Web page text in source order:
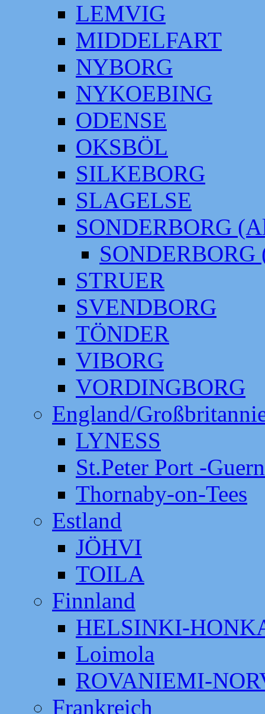
LEMVIG
MIDDELFART
NYBORG
NYKOEBING
ODENSE
OKSBÖL
SILKEBORG
SLAGELSE
SONDERBORG
SONDERBORG
STRUER
SVENDBORG
TÖNDER
VIBORG
VORDINGBORG
England/
LYNESS
St.Peter Port -
Thornaby-on-Tees
Estland
JÖHVI
TOILA
Finnland
HELSINKI-
Loimola
ROVANIEMI-
Frankreich